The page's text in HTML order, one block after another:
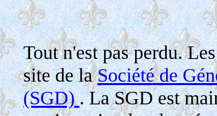
Tout n'est pas perdu.
site de laSociété de
(SGD). La SGD est